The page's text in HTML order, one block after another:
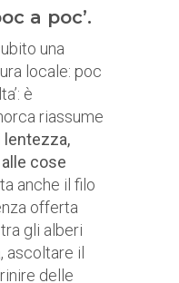
a poc’.
una
locale: poc
è
riassume
lentezza,
cose
anche il filo
offerta
gli alberi
ascoltare il
delle